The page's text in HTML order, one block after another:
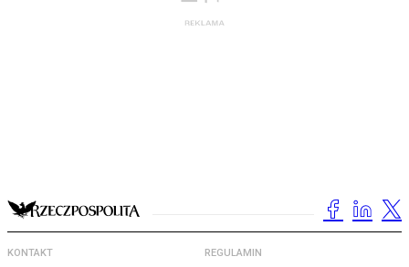
KONTAKT REGULAMIN